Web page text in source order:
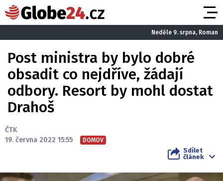
Neděle 9. srpna, Roman
Post ministra by bylo dobré
obsadit co nejdříve, žádají
odbory. Resort by mohl dostat
Drahoš
ČTK
19. června 2022 15:55
DOMOV
Sdílet
článek